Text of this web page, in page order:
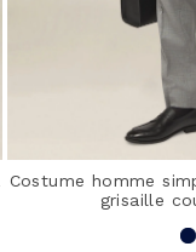
Costume homme
grisaille